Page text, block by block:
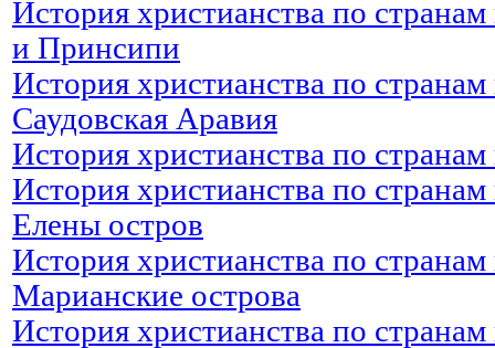
История христианства по
и Принсипи
История христианства по
Саудовская Аравия
История христианства по
История христианства по
Елены остров
История христианства по
Марианские острова
История христианства по